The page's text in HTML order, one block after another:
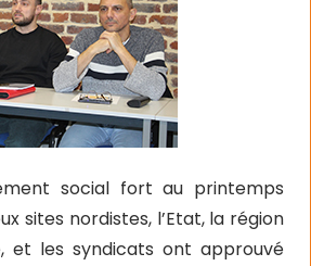
social fort au printemps
sites nordistes, l’Etat, la région
et les syndicats ont approuvé